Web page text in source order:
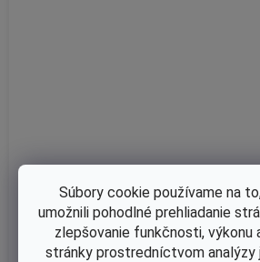
Súbory cookie používame na
umožnili pohodlné prehliadanie
zlepšovanie funkčnosti,
stránky prostredníctvom analýzy